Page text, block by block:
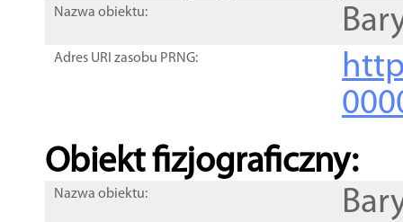
Nazwa obiektu:
Adres URI zasobu PRNG:
Obiekt fizjograficzny:
Nazwa obiektu: